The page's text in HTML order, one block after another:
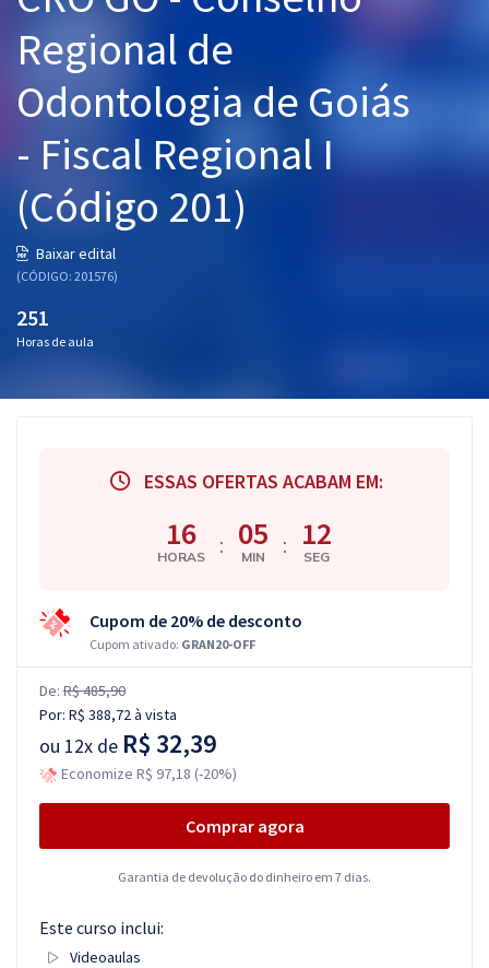
Graduação
Mentorias
Questões grátis
Conteúdo gratuito
Blog
Regional de
Odontologia de Goiás
- Fiscal Regional I
(Código 201)
Baixar edital
(CÓDIGO: 201576)
251
Horas de aula
ESSAS OFERTAS ACABAM EM:
16
HORAS : 05
MIN : 12
SEG
Cupom de 20% de desconto
Cupom ativado: GRAN20-OFF
De: R$ 485,90
Por: R$ 388,72à vista
ou 12x de R$ 32,39
Economize R$ 97,18 (-20%)
Comprar agora
Garantia de devolução do dinheiro em 7 dias.
Este curso inclui:
Videoaulas